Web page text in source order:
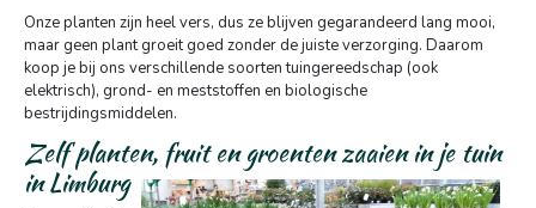
Onze planten zijn heel vers, dus ze blijven gegarandeerd lang mooi,
maar geen plant groeit goed zonder de juiste verzorging. Daarom
koop je bij ons verschillende soorten tuingereedschap (ook
elektrisch), grond- en meststoffen en biologische
bestrijdingsmiddelen.
Zelf planten, fruit en groenten zaaien in je tuin
in Limburg